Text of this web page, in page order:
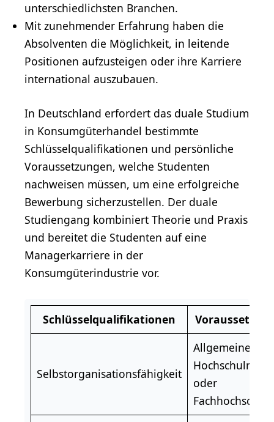
unterschiedlichsten Branchen.
Mit zunehmender Erfahrung haben die
Absolventen die Möglichkeit, in leitende
Positionen aufzusteigen oder ihre Karriere
international auszubauen.
In Deutschland erfordert das duale Studium
in Konsumgüterhandel bestimmte
Schlüsselqualifikationen und persönliche
Voraussetzungen, welche Studenten
nachweisen müssen, um eine erfolgreiche
Bewerbung sicherzustellen. Der duale
Studiengang kombiniert Theorie und Praxis
und bereitet die Studenten auf eine
Managerkarriere in der
Konsumgüterindustrie vor.
Schlüsselqualifikationen
Selbstorganisationsfähigkeit
Allgemeine
Hochschulreife
oder